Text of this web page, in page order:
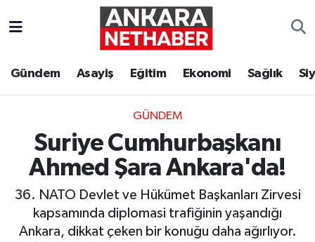
Gündem Asayiş Eğitim Ekonomi Sağlık
GÜNDEM
Suriye Cumhurbaşkanı
Ahmed Şara Ankara'da!
36. NATO Devlet ve Hükümet Başkanları Zirvesi
kapsamında diplomasi trafiğinin yaşandığı
Ankara, dikkat çeken bir konuğu daha ağırlıyor.
Ekonomi
Gündem
Kim Kimdir Nereli
Ankara Hava Durumu
Tüm Manşetler
Son Dakika Haberleri
Haber Arşivi